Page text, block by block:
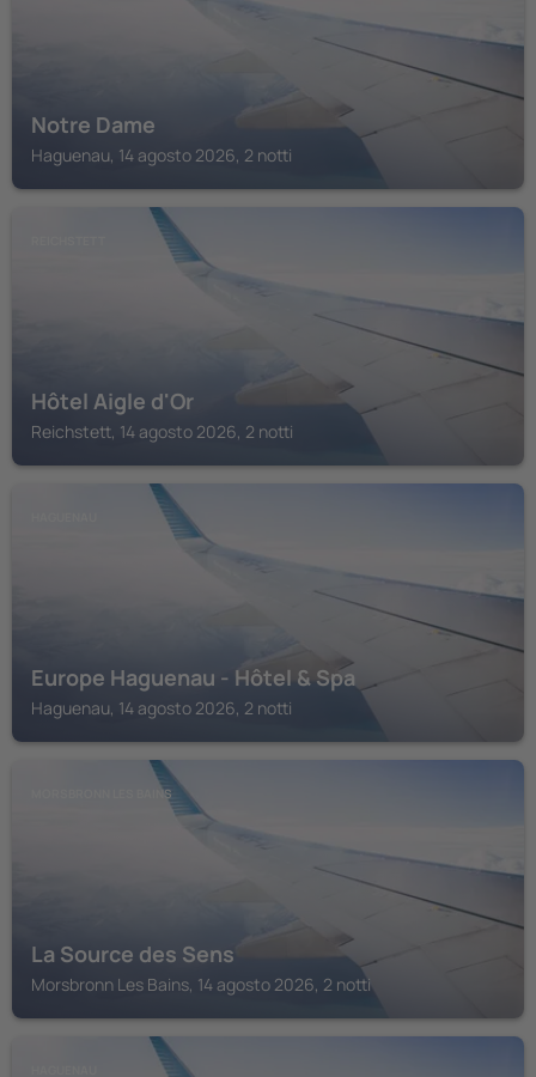
Notre Dame
Haguenau, 14 agosto 2026, 2 notti
Hôtel Aigle d'Or
Reichstett, 14 agosto 2026, 2 notti
Europe Haguenau - Hôtel & Spa
Haguenau, 14 agosto 2026, 2 notti
MORSBRONN LES BAINS
La Source des Sens
Morsbronn Les Bains, 14 agosto 2026, 2 notti